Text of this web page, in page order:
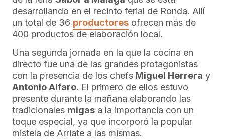
desarrollando en el recinto ferial de Ronda. Allí
un total de 36 productores ofrecen más de
400 productos de elaboración local.
Una segunda jornada en la que la cocina en
directo fue una de las grandes protagonistas
con la presencia de los chefs Miguel Herrera y
Antonio Alfaro. El primero de ellos estuvo
presente durante la mañana elaborando las
tradicionales migas a la importancia con un
toque especial, ya que incorporó la popular
mistela de Arriate a las mismas.